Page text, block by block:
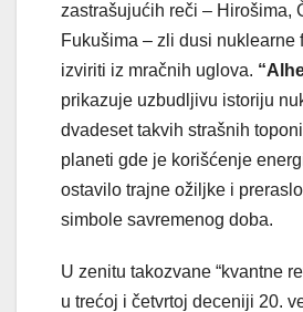
zastrašujućih reči – Hirošima,
Fukušima – zli dusi nuklearne
izviriti iz mračnih uglova.
prikazuje uzbudljivu istoriju
dvadeset takvih strašnih
planeti gde je korišćenje
ostavilo trajne ožiljke i
simbole savremenog doba.
U zenitu takozvane “kvantne
u trećoj i četvrtoj deceniji 20.